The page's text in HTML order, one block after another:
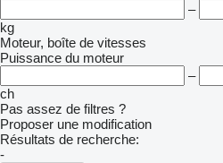
–
kg
Moteur, boîte de vitesses
Puissance du moteur
–
ch
Pas assez de filtres ?
Proposer une modification
Résultats de recherche:
-